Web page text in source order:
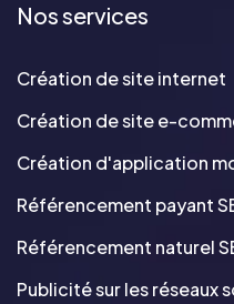
Nos services
Création de site internet
Création de site e-
Création d'application
Référencement payant
Référencement naturel
Publicité sur les réseaux